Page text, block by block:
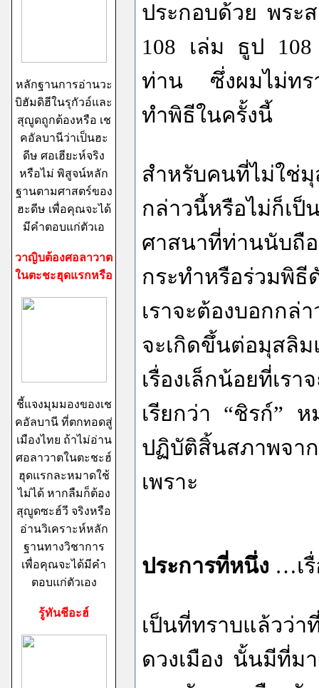
หลักฐานการอ่านวะ
บิฮัมดิฮีในรุกัวอ์และ
สุญูดถูกต้องหรือ เช
คอัลบานีว่าเป็นฮะ
ดีษ ศอเฮียะห์จริง
หรือไม่ พิสูจน์หลัก
ฐานตามศาสตร์ของ
ฮะดีษ เพื่อคุณจะได้
มีคำตอบแก่ตัวเอ
วาญิบต้องศอลาวาต
ในตะชะฮุดแรกหรือ
ชี้แจงมุมมองของเช
คอัลบานี ที่ตกทอดสู่
เมืองไทย ถ้าไม่อ่าน
ศอลาวาตในตะชะฮ์
ฮุดแรกละหมาดใช้
ไม่ได้ หากลืมก็ต้อง
สุญูดซะฮ์วี จริงหรือ
อ่านวิเคราะห์หลัก
ฐานทางวิชาการ
เพื่อคุณจะได้มีคำ
ตอบแก่ตัวเอง
รู้ทันชีอะฮ์
ประกอบด้วย พระ
108 เล่ม ธูป
ท่าน ซึ่งผมไม่ทร
ทำพิธีในครั้งนี้
สำหรับคนที่ไม่ใช่
กล่าวนี้หรือไม่ก็เ
ศาสนาที่ท่านนับถื
กระทำหรือร่วมพิ
เราจะต้องบอกกล่
จะเกิดขึ้นต่อมุสลิม
เรื่องเล็กน้อยที่เ
เรียกว่า “ชิรก์”
ปฏิบัติสิ้นสภาพจาก
เพราะ
ประการที่หนึ่ง …เ
เป็นที่ทราบแล้วว่
ดวงเมือง นั้นมีที่ม